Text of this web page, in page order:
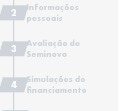
Informações
pessoais
Avaliação de
Seminovo
Simulações de
financiamento